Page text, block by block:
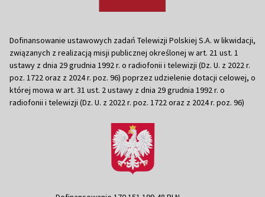
Dofinansowanie ustawowych zadań Telewizji Polskiej S.A. w likwidacji,
związanych z realizacją misji publicznej określonej w art. 21 ust. 1
ustawy z dnia 29 grudnia 1992 r. o radiofonii i telewizji (Dz. U. z 2022 r.
poz. 1722 oraz z 2024 r. poz. 96) poprzez udzielenie dotacji celowej, o
której mowa w art. 31 ust. 2 ustawy z dnia 29 grudnia 1992 r. o
radiofonii i telewizji (Dz. U. z 2022 r. poz. 1722 oraz z 2024 r. poz. 96)